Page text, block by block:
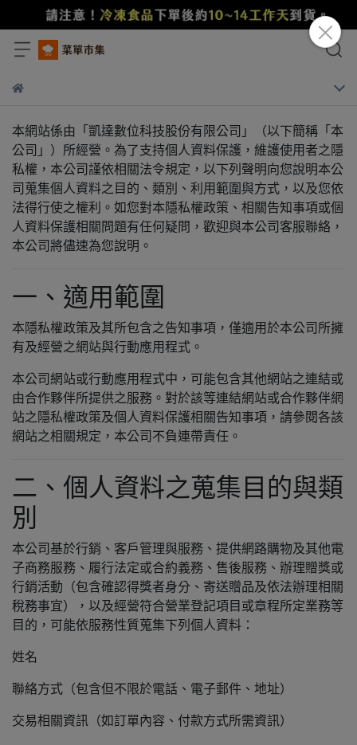
本網站係由「凱達數位科技股份有限公司」（以下簡稱「本
公司」）所經營。為了支持個人資料保護，維護使用者之隱
私權，本公司謹依相關法令規定，以下列聲明向您說明本公
司蒐集個人資料之目的、類別、利用範圍與方式，以及您依
法得行使之權利。如您對本隱私權政策、相關告知事項或個
人資料保護相關問題有任何疑問，歡迎與本公司客服聯絡，
本公司將儘速為您說明。
一、適用範圍
本隱私權政策及其所包含之告知事項，僅適用於本公司所擁
有及經營之網站與行動應用程式。
本公司網站或行動應用程式中，可能包含其他網站之連結或
由合作夥伴所提供之服務。對於該等連結網站或合作夥伴網
站之隱私權政策及個人資料保護相關告知事項，請參閱各該
網站之相關規定，本公司不負連帶責任。
二、個人資料之蒐集目的與類
別
本公司基於行銷、客戶管理與服務、提供網路購物及其他電
子商務服務、履行法定或合約義務、售後服務、辦理贈獎或
行銷活動（包含確認得獎者身分、寄送贈品及依法辦理相關
稅務事宜），以及經營符合營業登記項目或章程所定業務等
目的，可能依服務性質蒐集下列個人資料：
姓名
聯絡方式（包含但不限於電話、電子郵件、地址）
交易相關資訊（如訂單內容、付款方式所需資訊）